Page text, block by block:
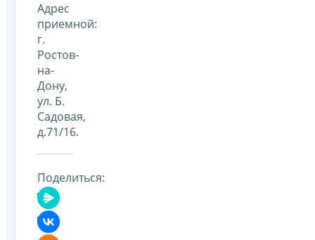
Адрес
приемной:
г.
Ростов-
на-
Дону,
ул. Б.
Садовая,
д.71/16.
Поделиться: